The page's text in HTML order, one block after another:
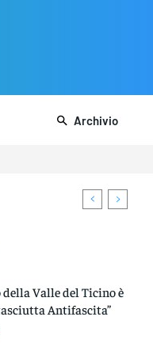
Archivio
Valle del Ticino è
Antifascita”